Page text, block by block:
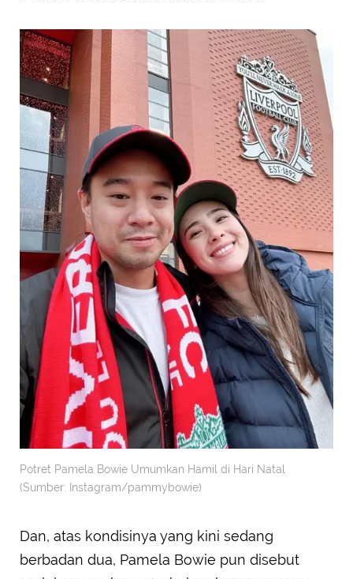
Potret Pamela Bowie Umumkan Hamil di Hari Natal
(Sumber: Instagram/pammybowie)
Dan, atas kondisinya yang kini sedang
berbadan dua, Pamela Bowie pun disebut